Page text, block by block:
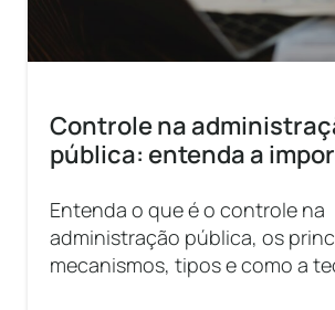
Controle na
pública: entenda a
Entenda o que é o controle na
administração pública, os
mecanismos, tipos e como a